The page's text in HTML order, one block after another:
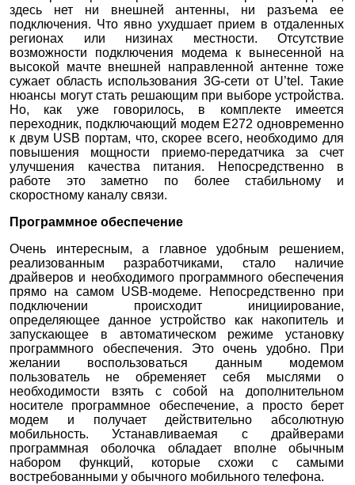
здесь нет ни внешней антенны, ни разъема ее
подключения. Что явно ухудшает прием в отдаленных
регионах или низинах местности. Отсутствие
возможности подключения модема к вынесенной на
высокой мачте внешней направленной антенне тоже
сужает область использования 3G-сети от U’tel. Такие
нюансы могут стать решающим при выборе устройства.
Но, как уже говорилось, в комплекте имеется
переходник, подключающий модем E272 одновременно
к двум USB портам, что, скорее всего, необходимо для
повышения мощности приемо-передатчика за счет
улучшения качества питания. Непосредственно в
работе это заметно по более стабильному и
скоростному каналу связи.
Программное обеспечение
Очень интересным, а главное удобным решением,
реализованным разработчиками, стало наличие
драйверов и необходимого программного обеспечения
прямо на самом USB-модеме. Непосредственно при
подключении происходит инициирование,
определяющее данное устройство как накопитель и
запускающее в автоматическом режиме установку
программного обеспечения. Это очень удобно. При
желании воспользоваться данным модемом
пользователь не обременяет себя мыслями о
необходимости взять с собой на дополнительном
носителе программное обеспечение, а просто берет
модем и получает действительно абсолютную
мобильность. Устанавливаемая с драйверами
программная оболочка обладает вполне обычным
набором функций, которые схожи с самыми
востребованными у обычного мобильного телефона.